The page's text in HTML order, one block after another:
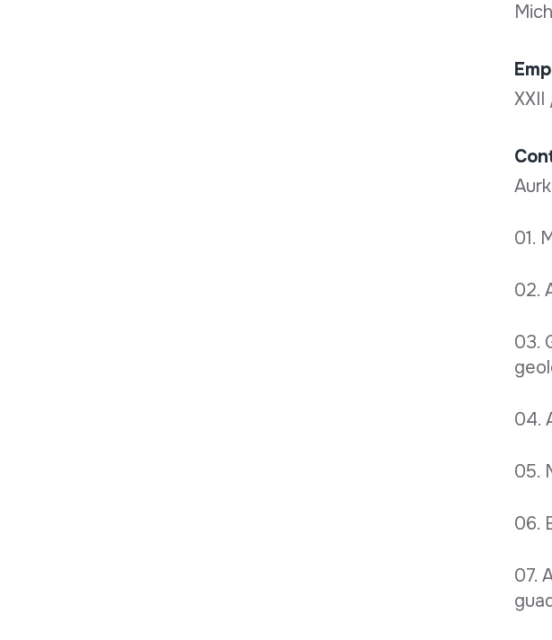
01.
02.
03.
04.
05.
06.
07.